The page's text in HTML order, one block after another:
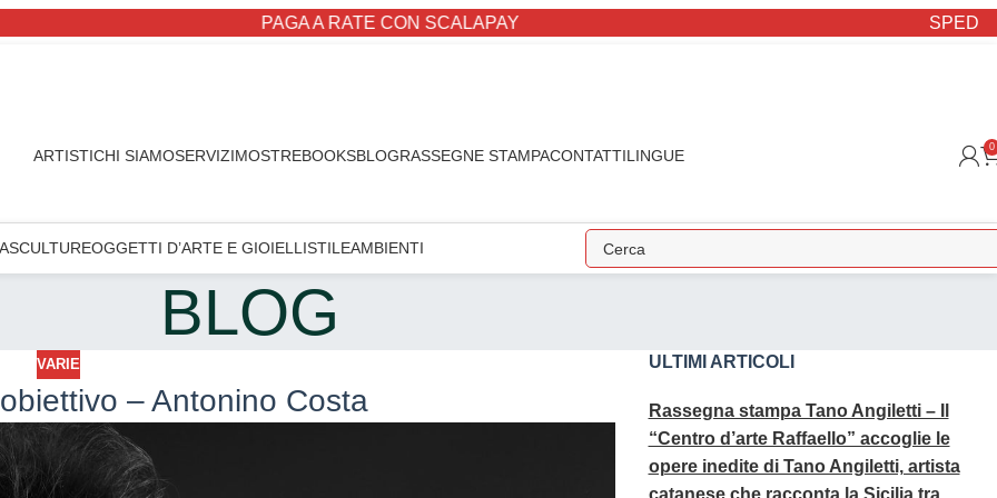
PAGA A RATE CON SCALAPAY SPEDIZIONE
ARTISTICHI SIAMOSERVIZIMOSTREBOOKSBLOGRASSEGNE STAMPACONTATTILINGUE 0
SCULTUREOGGETTI D’ARTE E GIOIELLISTILEAMBIENTI
BLOG
VARIE
– Antonino Costa
ULTIMI ARTICOLI
Rassegna stampa Tano Angiletti – Il
“Centro d’arte Raffaello” accoglie le
opere inedite di Tano Angiletti, artista
catanese che racconta la Sicilia tra